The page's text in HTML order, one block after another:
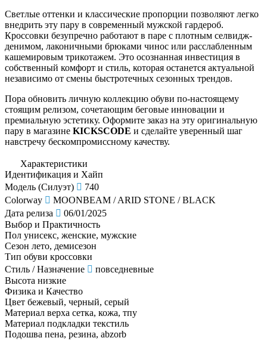
Светлые оттенки и классические пропорции позволяют легко
внедрить эту пару в современный мужской гардероб.
Кроссовки безупречно работают в паре с плотным селвидж-
денимом, лаконичными брюками чинос или расслабленным
кашемировым трикотажем. Это осознанная инвестиция в
собственный комфорт и стиль, которая останется актуальной
независимо от смены быстротечных сезонных трендов.
Пора обновить личную коллекцию обуви по-настоящему
стоящим релизом, сочетающим беговые инновации и
премиальную эстетику. Оформите заказ на эту оригинальную
пару в магазине KICKSCODE и сделайте уверенный шаг
навстречу бескомпромиссному качеству.
Характеристики
Идентификация и Хайп
Модель (Силуэт)
740
Colorway
MOONBEAM / ARID STONE / BLACK
Дата релиза
06/01/2025
Выбор и Практичность
Пол унисекс, женские, мужские
Сезон лето, демисезон
Тип обуви кроссовки
Стиль / Назначение
повседневные
Высота низкие
Физика и Качество
Цвет бежевый, черный, серый
Материал верха сетка, кожа, тпу
Материал подкладки текстиль
Подошва пена, резина, abzorb